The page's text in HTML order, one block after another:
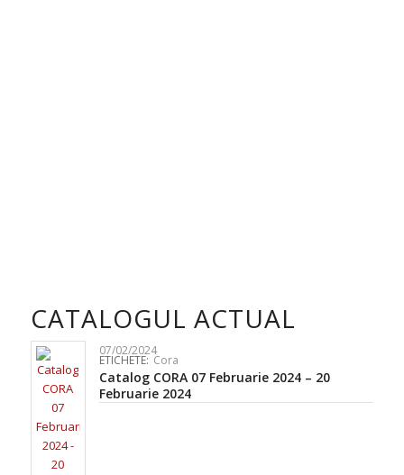
CATALOGUL ACTUAL
07/02/2024
ETICHETE: Cora
Catalog CORA 07 Februarie 2024 – 20
Februarie 2024